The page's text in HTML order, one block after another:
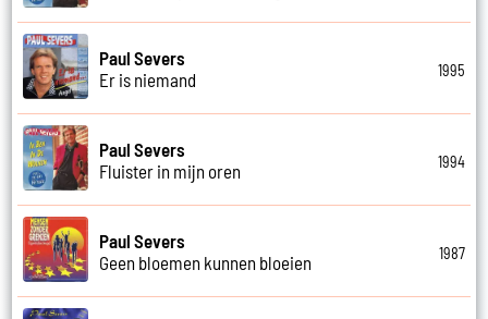
Paul Severs
Er is niemand
1995
Paul Severs
Fluister in mijn oren
1994
Paul Severs
Geen bloemen kunnen bloeien
1987